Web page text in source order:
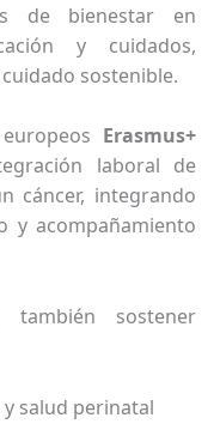
de bienestar en
y cuidados,
sostenible.
Erasmus+
laboral de
cáncer, integrando
y acompañamiento
también sostener
salud perinatal